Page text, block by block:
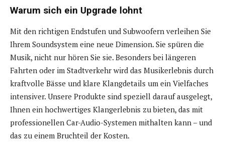
Warum sich ein Upgrade lohnt
Mit den richtigen Endstufen und Subwoofern verleihen Sie
Ihrem Soundsystem eine neue Dimension. Sie spüren die
Musik, nicht nur hören Sie sie. Besonders bei längeren
Fahrten oder im Stadtverkehr wird das Musikerlebnis durch
kraftvolle Bässe und klare Klangdetails um ein Vielfaches
intensiver. Unsere Produkte sind speziell darauf ausgelegt,
Ihnen ein hochwertiges Klangerlebnis zu bieten, das mit
professionellen Car-Audio-Systemen mithalten kann – und
das zu einem Bruchteil der Kosten.